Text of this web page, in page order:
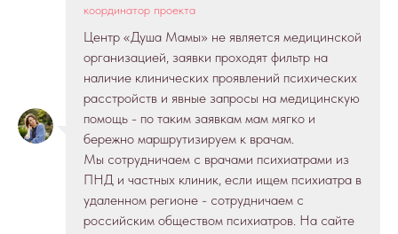
координатор проекта
Центр «Душа Мамы» не является медицинской
организацией, заявки проходят фильтр на
наличие клинических проявлений психических
расстройств и явные запросы на медицинскую
помощь - по таким заявкам мам мягко и
бережно маршрутизируем к врачам.
Мы сотрудничаем с врачами психиатрами из
ПНД и частных клиник, если ищем психиатра в
удаленном регионе - сотрудничаем с
российским обществом психиатров. На сайте